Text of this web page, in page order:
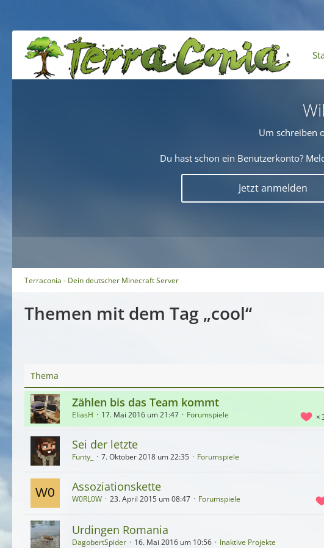
Um schreiben
Du hast schon ein Benutzerkonto?
Jetzt anmelden
Terraconia - Dein deutscher Minecraft Server
Themen mit dem Tag „cool“
Thema
Zählen bis das Team kommt
EliasH 17. Mai 2016 um 21:47 Forumspiele
Sei der letzte
Funty_ 7. Oktober 2018 um 22:35 Forumspiele
Assoziationskette
W0RL0W 23. April 2015 um 08:47 Forumspiele
Urdingen Romania
DagobertSpider 16. Mai 2016 um 10:56 Inaktive Projekte